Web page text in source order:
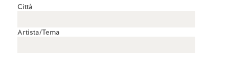
Città
Artista/Tema